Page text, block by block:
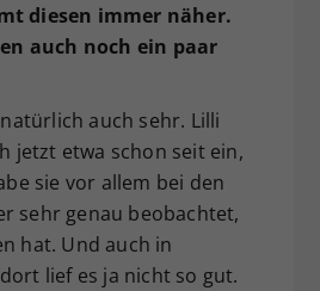
diesen immer näher.
auch noch ein paar
auch sehr. Lilli
jetzt etwa schon seit ein,
sie vor allem bei den
sehr genau beobachtet,
hat. Und auch in
lief es ja nicht so gut.